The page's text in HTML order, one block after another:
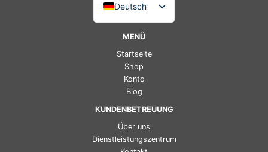
Deutsch
Italiano
Français
Español
MENÜ
Startseite
Shop
Konto
Blog
KUNDENBETREUUNG
Über uns
Dienstleistungszentrum